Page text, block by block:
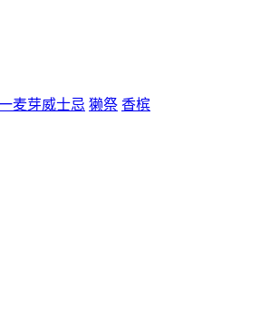
麦芽威士忌 獭祭 香槟